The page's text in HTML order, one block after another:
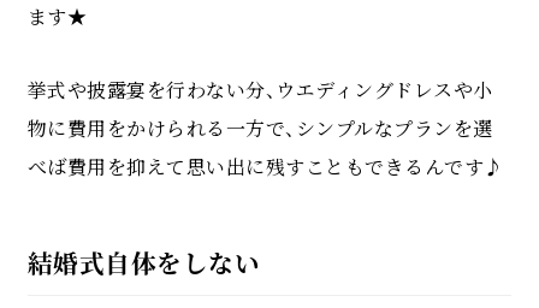
ます★
挙式や披露宴を行わない分、ウエディングドレスや小
物に費用をかけられる一方で、シンプルなプランを選
べば費用を抑えて思い出に残すこともできるんです♪
結婚式自体をしない